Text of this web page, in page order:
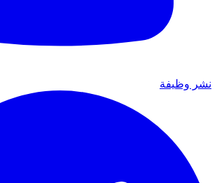
نشر وظيفة